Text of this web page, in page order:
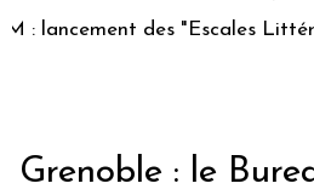
des "Escales
Grenoble : le